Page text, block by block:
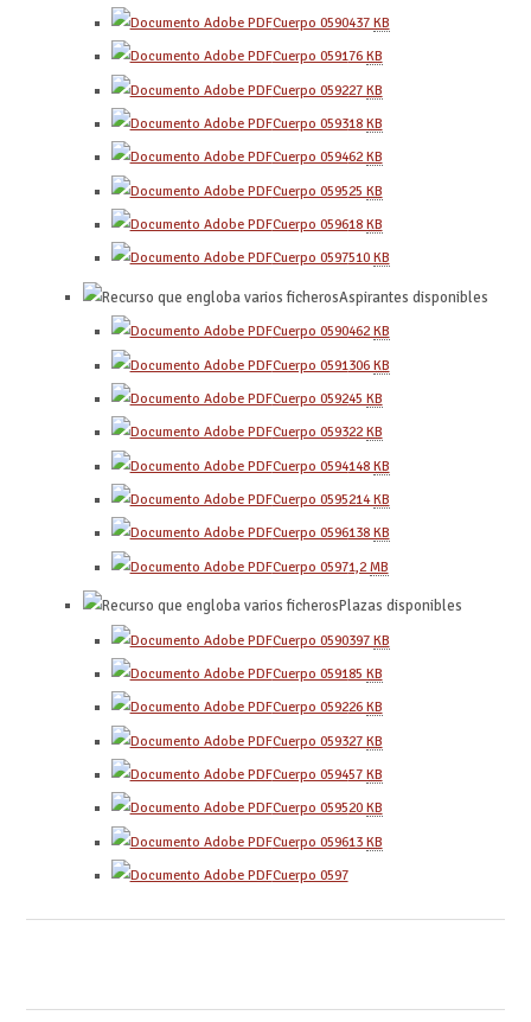
Cuerpo 0590437 KB
Cuerpo 059176 KB
Cuerpo 059227 KB
Cuerpo 059318 KB
Cuerpo 059462 KB
Cuerpo 059525 KB
Cuerpo 059618 KB
Cuerpo 0597510 KB
Aspirantes disponibles
Cuerpo 0590462 KB
Cuerpo 0591 306 KB
Cuerpo 059245 KB
Cuerpo 059322 KB
Cuerpo 0594148 KB
Cuerpo 0595214KB
Cuerpo 0596138 KB
Cuerpo 05971,2 MB
Plazas disponibles
Cuerpo 0590397 KB
Cuerpo 059185 KB
Cuerpo 059226 KB
Cuerpo 059327 KB
Cuerpo 059457 KB
Cuerpo 059520 KB
Cuerpo 059613 KB
Cuerpo 0597